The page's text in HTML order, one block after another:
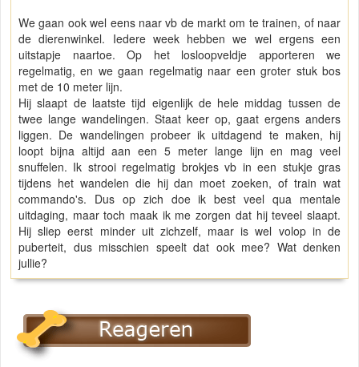
We gaan ook wel eens naar vb de markt om te trainen, of naar
de dierenwinkel. Iedere week hebben we wel ergens een
uitstapje naartoe. Op het losloopveldje apporteren we
regelmatig, en we gaan regelmatig naar een groter stuk bos
met de 10 meter lijn.
Hij slaapt de laatste tijd eigenlijk de hele middag tussen de
twee lange wandelingen. Staat keer op, gaat ergens anders
liggen. De wandelingen probeer ik uitdagend te maken, hij
loopt bijna altijd aan een 5 meter lange lijn en mag veel
snuffelen. Ik strooi regelmatig brokjes vb in een stukje gras
tijdens het wandelen die hij dan moet zoeken, of train wat
commando's. Dus op zich doe ik best veel qua mentale
uitdaging, maar toch maak ik me zorgen dat hij teveel slaapt.
Hij sliep eerst minder uit zichzelf, maar is wel volop in de
puberteit, dus misschien speelt dat ook mee? Wat denken
jullie?